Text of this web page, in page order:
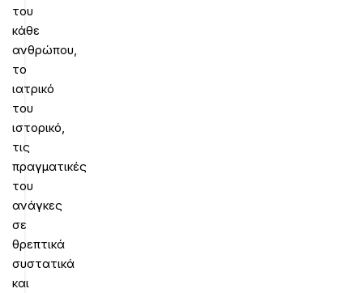
του
κάθε
ανθρώπου,
το
ιατρικό
του
ιστορικό,
τις
πραγματικές
του
ανάγκες
σε
θρεπτικά
συστατικά
και